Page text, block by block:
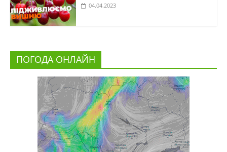
04.04.2023
ПОГОДА ОНЛАЙН